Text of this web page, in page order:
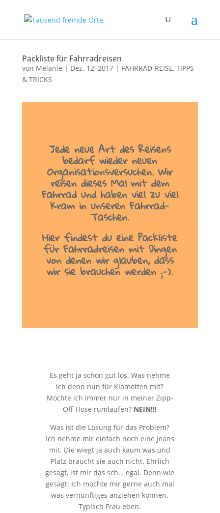
Packliste für Fahrradreisen
von Melanie | Dez. 12, 2017| FAHRRAD-REISE, TIPPS
& TRICKS
Jede neue Art des Reisens
bedarf wieder neuen
Organisationsversuchen. Wir
reisen dieses Mal mit dem
Fahrrad und haben viel zu viel
Kram in unseren Fahrrad-
Taschen.
Hier findest du eine Packliste
für Fahrradreisen mit Dingen
von denen wir glauben, dass
wir sie brauchen werden ;-).
Es geht ja schon gut los. Was nehme
ich denn nun für Klamotten mit?
Möchte ich immer nur in meiner Zipp-
Off-Hose rumlaufen? NEIN!!!
Was ist die Lösung für das Problem?
Ich nehme mir einfach noch eine Jeans
mit. Die wiegt ja auch kaum was und
Platz braucht sie auch nicht. Ehrlich
gesagt, ist mir das sch… egal. Denn wie
gesagt: Ich möchte mir gerne auch mal
was vernünftiges anziehen können.
Typisch Frau eben.